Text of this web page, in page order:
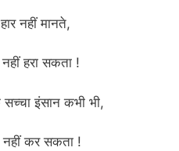
नहीं मानते,
हरा सकता !
इंसान कभी भी,
कर सकता !